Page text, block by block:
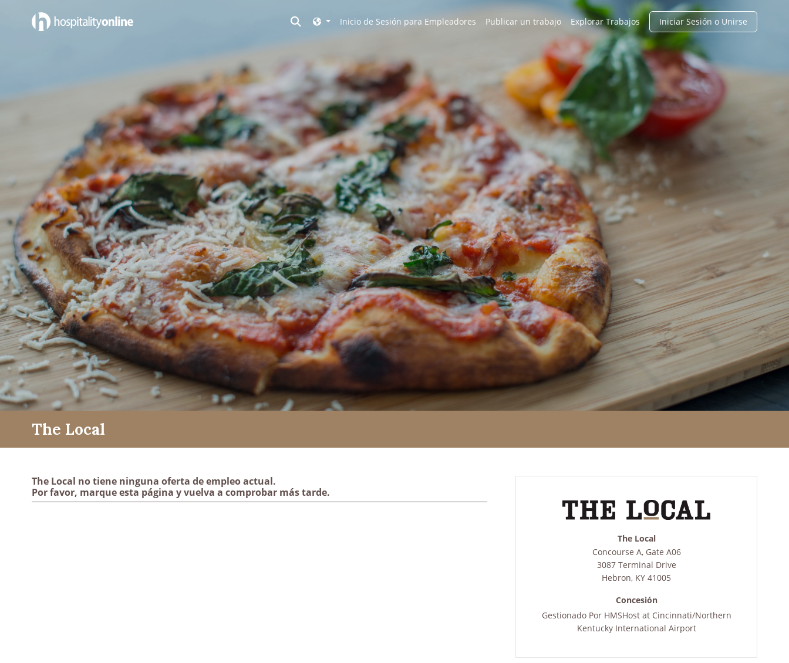
Inicio de Sesión para Empleadores Explorar Trabajos
Publicar un trabajo Iniciar Sesión o Unirse
The Local
The Local no tiene ninguna oferta de empleo actual.
Por favor, marque esta página y vuelva a comprobar más tarde.
The Local
Concourse A, Gate A06
3087 Terminal Drive
Hebron, KY 41005
Concesión
Gestionado Por HMSHost at Cincinnati/Northern
Kentucky International Airport